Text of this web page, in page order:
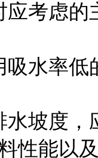
应考虑
吸水率低
水坡度
性能以